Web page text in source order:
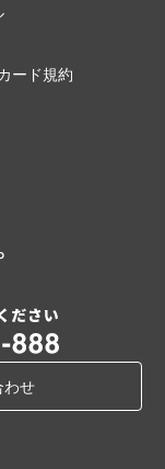
ード規約
わせ